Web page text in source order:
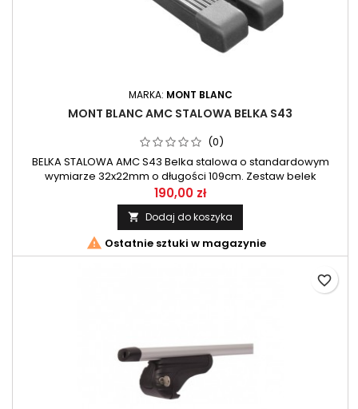
MARKA: MONT BLANC
MONT BLANC AMC STALOWA BELKA S43
(0)
BELKA STALOWA AMC S43 Belka stalowa o standardowym
wymiarze 32x22mm o długości 109cm. Zestaw belek
przeznaczony do systemu AMC firmy Mont Blanc.
190,00 zł
 Dodaj do koszyka
 Ostatnie sztuki w magazynie
favorite_border